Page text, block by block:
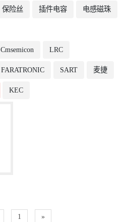
保险丝 插件电容 电感磁珠
Cmsemicon LRC
FARATRONIC SART 麦捷
KEC
1 »